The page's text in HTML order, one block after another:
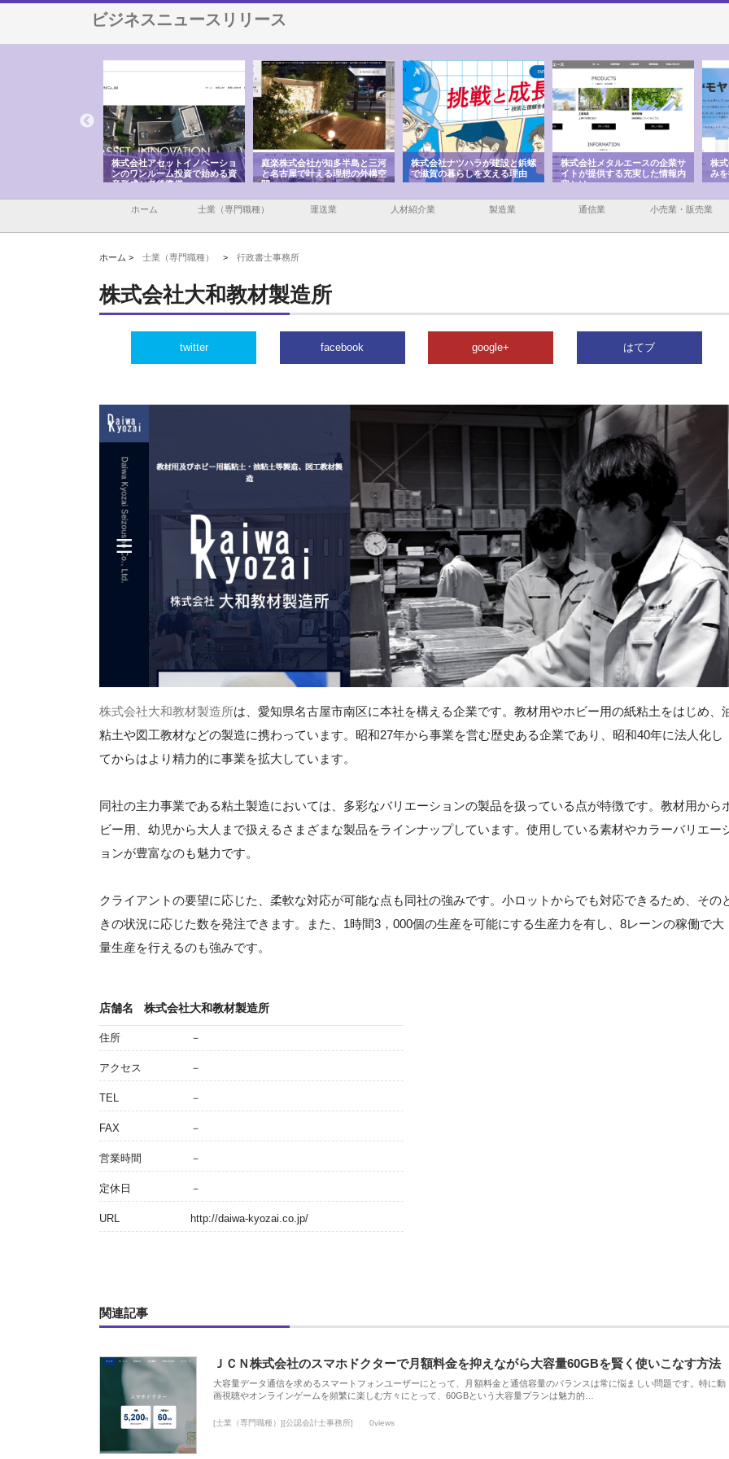
ビジネスニュースリリース
株式会社アセットイノベーショ
ンのワンルーム投資で始める資
産形成と老後準備
庭楽株式会社が知多半島と三河
と名古屋で叶える理想の外構空
間
株式会社ナツハラが建設と鋲螺
で滋賀の暮らしを支える理由
株式会社メタルエースの企業サ
イトが提供する充実した情報内
容とは
株
み
ホーム 士業（専門職種） 運送業 人材紹介業 製造業 通信業 小売業・販売業
ホーム > 士業（専門職種） > 行政書士事務所
株式会社大和教材製造所
twitter facebook google+ はてブ
株式会社大和教材製造所は、愛知県名古屋市南区に本社を構える企業です。教材用やホビー用の紙粘土をはじめ、
粘土や図工教材などの製造に携わっています。昭和27年から事業を営む歴史ある企業であり、昭和40年に法人化し
てからはより精力的に事業を拡大しています。
同社の主力事業である粘土製造においては、多彩なバリエーションの製品を扱っている点が特徴です。教材用から
ビー用、幼児から大人まで扱えるさまざまな製品をラインナップしています。使用している素材やカラーバリエー
ョンが豊富なのも魅力です。
クライアントの要望に応じた、柔軟な対応が可能な点も同社の強みです。小ロットからでも対応できるため、その
きの状況に応じた数を発注できます。また、1時間3，000個の生産を可能にする生産力を有し、8レーンの稼働で大
量生産を行えるのも強みです。
店舗名 株式会社大和教材製造所
住所 －
アクセス －
TEL －
FAX －
営業時間 －
定休日 －
URL http://daiwa-kyozai.co.jp/
関連記事
ＪＣＮ株式会社のスマホドクターで月額料金を抑えながら大容量60GBを賢く使いこなす方法
大容量データ通信を求めるスマートフォンユーザーにとって、月額料金と通信容量のバランスは常に悩ましい問題です。特に動
画視聴やオンラインゲームを頻繁に楽しむ方々にとって、60GBという大容量プランは魅力的…
[士業（専門職種）][公認会計士事務所] 0views